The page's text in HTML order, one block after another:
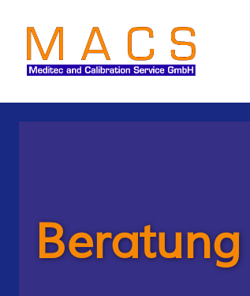
Beratung